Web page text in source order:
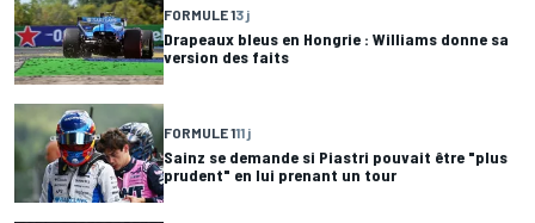
FORMULE 13 j
Drapeaux bleus en Hongrie : Williams donne sa
version des faits
FORMULE 111 j
Sainz se demande si Piastri pouvait être "plus
prudent" en lui prenant un tour